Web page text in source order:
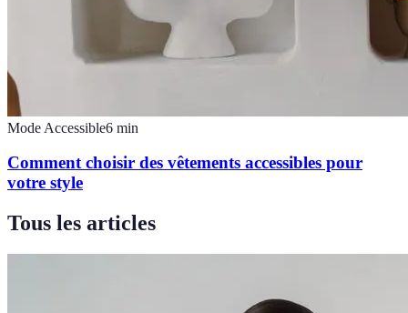
Mode Accessible6 min
Comment choisir des vêtements accessibles pour
votre style
Tous les articles